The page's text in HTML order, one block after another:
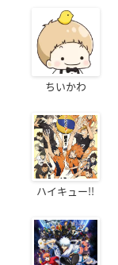
ちいかわ
ハイキュー!!